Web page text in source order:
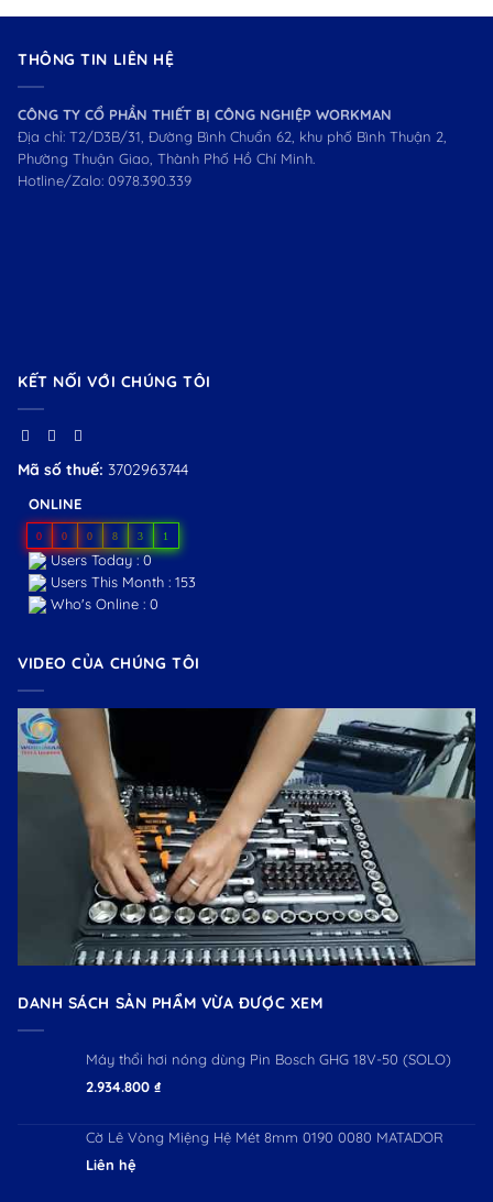
THÔNG TIN LIÊN HỆ
CÔNG TY CỔ PHẦN THIẾT BỊ CÔNG NGHIỆP WORKMAN
Địa chỉ: T2/D3B/31, Đường Bình Chuẩn 62, khu phố Bình Thuận 2,
Phường Thuận Giao, Thành Phố Hồ Chí Minh.
Hotline/Zalo: 0978.390.339
KẾT NỐI VỚI CHÚNG TÔI
Mã số thuế: 3702963744
ONLINE
0 0 0 8 3 1
Users Today : 0
Users This Month : 153
Who's Online : 0
VIDEO CỦA CHÚNG TÔI
DANH SÁCH SẢN PHẨM VỪA ĐƯỢC XEM
Máy thổi hơi nóng dùng Pin Bosch GHG 18V-50 (SOLO)
2.934.800 ₫
Cờ Lê Vòng Miệng Hệ Mét 8mm 0190 0080 MATADOR
Liên hệ